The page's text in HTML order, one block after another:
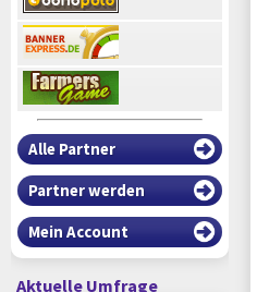
Alle Partner
Partner werden
Mein Account
Aktuelle Umfrage